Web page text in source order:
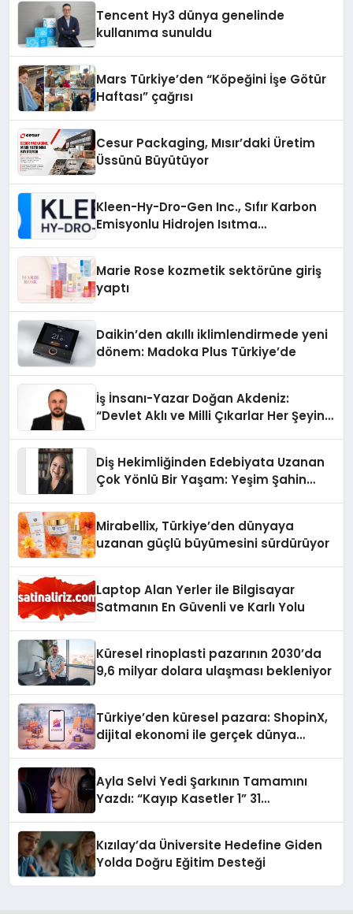
Tencent Hy3 dünya genelinde
kullanıma sunuldu
Mars Türkiye’den “Köpeğini İşe Götür
Haftası” çağrısı
Cesur Packaging, Mısır’daki Üretim
Üssünü Büyütüyor
Kleen-Hy-Dro-Gen Inc., Sıfır Karbon
Emisyonlu Hidrojen Isıtma
Marie Rose kozmetik sektörüne giriş
yaptı
Daikin’den akıllı iklimlendirmede yeni
dönem: Madoka Plus Türkiye’de
İş İnsanı-Yazar Doğan Akdeniz:
“Devlet Aklı ve Milli Çıkarlar Her Şeyin
Diş Hekimliğinden Edebiyata Uzanan
Çok Yönlü Bir Yaşam: Yeşim Şahin
Mirabellix, Türkiye’den dünyaya
uzanan güçlü büyümesini sürdürüyor
Laptop Alan Yerler ile Bilgisayar
Satmanın En Güvenli ve Karlı Yolu
Küresel rinoplasti pazarının 2030’da
9,6 milyar dolara ulaşması bekleniyor
Türkiye’den küresel pazara: ShopinX,
dijital ekonomi ile gerçek dünya
Ayla Selvi Yedi Şarkının Tamamını
Yazdı: “Kayıp Kasetler 1” 31
Kızılay’da Üniversite Hedefine Giden
Yolda Doğru Eğitim Desteği